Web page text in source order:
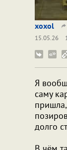
xoxol
15.05.26
Я
саму
долго